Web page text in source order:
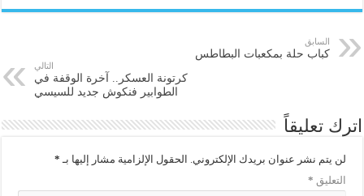
السابق
كباب حلة بمكعبات البطاطس
التالي
كرتونة العسكر.. آخرة الوقفة في
الطوابير فنكوش جديد للسيسي
اترك تعليقاً
لن يتم نشر عنوان بريدك الإلكتروني. الحقول الإلزامية مشار إليها بـ *
التعليق *